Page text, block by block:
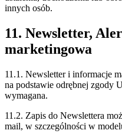
innych osób.
11. Newsletter,
marketingowa
11.1. Newsletter i informacje
na podstawie odrębnej zgody
wymagana.
11.2. Zapis do Newslettera
mail, w szczególności w